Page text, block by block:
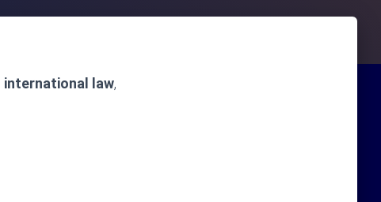
international law,